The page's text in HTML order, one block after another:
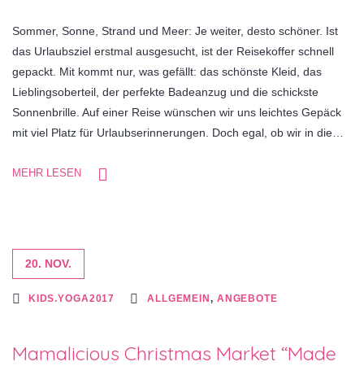
Sommer, Sonne, Strand und Meer: Je weiter, desto schöner. Ist
das Urlaubsziel erstmal ausgesucht, ist der Reisekoffer schnell
gepackt. Mit kommt nur, was gefällt: das schönste Kleid, das
Lieblingsoberteil, der perfekte Badeanzug und die schickste
Sonnenbrille. Auf einer Reise wünschen wir uns leichtes Gepäck
mit viel Platz für Urlaubserinnerungen. Doch egal, ob wir in die…
MEHR LESEN
20. NOV.
KIDS.YOGA2017 ALLGEMEIN, ANGEBOTE
Mamalicious Christmas Market “Made